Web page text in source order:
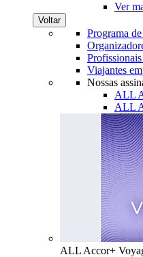
Ver
Voltar
Programa
Viajantes
Nossas
ALL
ALL
ALL Accor+